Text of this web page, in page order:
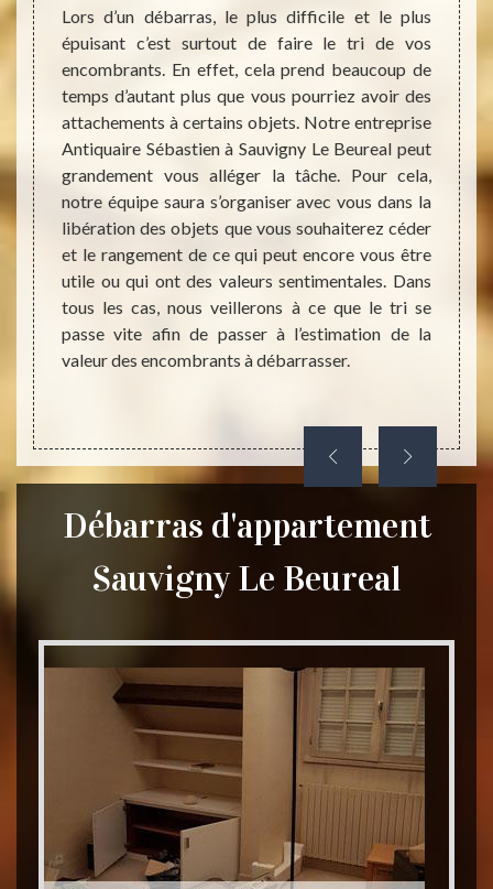
vous
pour
ses
tact
dans
dans
de
de
Lors d’un débarras, le plus difficile et le plus
épuisant c’est surtout de faire le tri de vos
encombrants. En effet, cela prend beaucoup de
temps d’autant plus que vous pourriez avoir des
attachements à certains objets. Notre entreprise
Antiquaire Sébastien à Sauvigny Le Beureal peut
grandement vous alléger la tâche. Pour cela,
notre équipe saura s’organiser avec vous dans la
libération des objets que vous souhaiterez céder
et le rangement de ce qui peut encore vous être
utile ou qui ont des valeurs sentimentales. Dans
tous les cas, nous veillerons à ce que le tri se
passe vite afin de passer à l’estimation de la
valeur des encombrants à débarrasser.
Le
idée
vrai
des
tous
Débarras d'appartement
Sauvigny Le Beureal